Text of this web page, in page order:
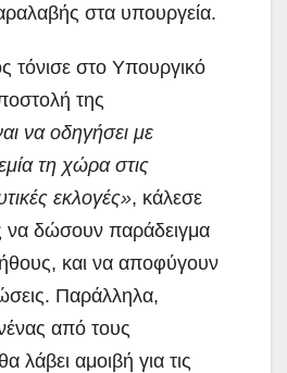
στα υπουργεία.
τόνισε στο Υπουργικό
της
να οδηγήσει με
τη χώρα στις
εκλογές», κάλεσε
να δώσουν παράδειγμα
και να αποφύγουν
Παράλληλα,
από τους
λάβει αμοιβή για τις